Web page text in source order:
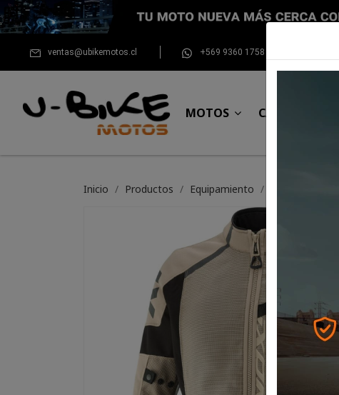
ventas@ubikemotos.cl +569 9360 1758
MOTOS CASCOS
Inicio Productos Equipamiento